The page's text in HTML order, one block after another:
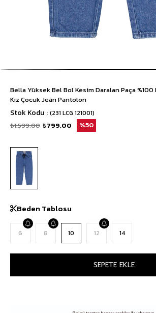
Bella Yüksek Bel Bol Kesim Daralan Paça %100
Kız Çocuk Jean Pantolon
Stok Kodu (231 LCG 121001)
₺1.599,00 ₺799,00 50
Beden Tablosu
6 8 10 12 14